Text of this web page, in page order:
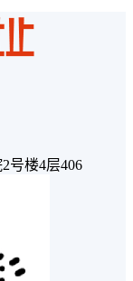
号楼4层406